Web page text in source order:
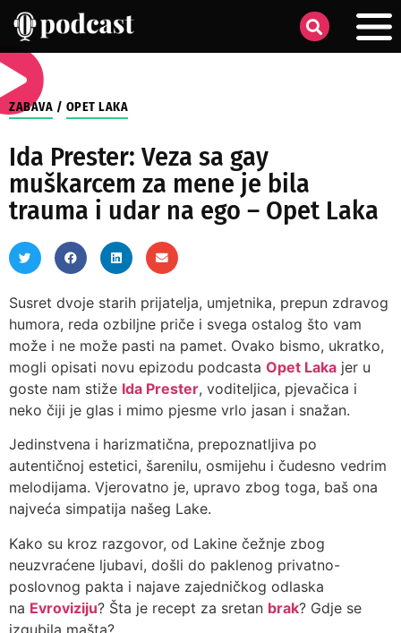
ZABAVA / OPET LAKA
Ida Prester: Veza sa gay
muškarcem za mene je bila
trauma i udar na ego – Opet Laka
Susret dvoje starih prijatelja, umjetnika, prepun zdravog
humora, reda ozbiljne priče i svega ostalog što vam
može i ne može pasti na pamet. Ovako bismo, ukratko,
mogli opisati novu epizodu podcasta Opet Laka jer u
goste nam stiže Ida Prester, voditeljica, pjevačica i
neko čiji je glas i mimo pjesme vrlo jasan i snažan.
Jedinstvena i harizmatična, prepoznatljiva po
autentičnoj estetici, šarenilu, osmijehu i čudesno vedrim
melodijama. Vjerovatno je, upravo zbog toga, baš ona
najveća simpatija našeg Lake.
Kako su kroz razgovor, od Lakine čežnje zbog
neuzvraćene ljubavi, došli do paklenog privatno-
poslovnog pakta i najave zajedničkog odlaska
na Evroviziju? Šta je recept za sretan brak? Gdje se
izgubila mašta?